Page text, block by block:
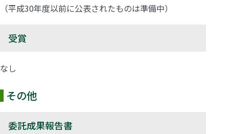
（平成30年度以前に公表されたものは準備中）
受賞
なし
その他
委託成果報告書